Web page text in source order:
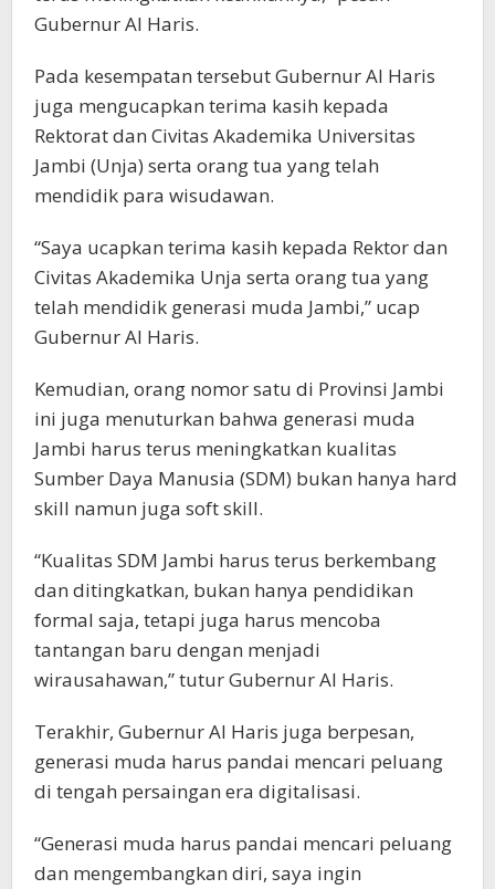
Gubernur Al Haris.
Pada kesempatan tersebut Gubernur Al Haris
juga mengucapkan terima kasih kepada
Rektorat dan Civitas Akademika Universitas
Jambi (Unja) serta orang tua yang telah
mendidik para wisudawan.
“Saya ucapkan terima kasih kepada Rektor dan
Civitas Akademika Unja serta orang tua yang
telah mendidik generasi muda Jambi,” ucap
Gubernur Al Haris.
Kemudian, orang nomor satu di Provinsi Jambi
ini juga menuturkan bahwa generasi muda
Jambi harus terus meningkatkan kualitas
Sumber Daya Manusia (SDM) bukan hanya hard
skill namun juga soft skill.
“Kualitas SDM Jambi harus terus berkembang
dan ditingkatkan, bukan hanya pendidikan
formal saja, tetapi juga harus mencoba
tantangan baru dengan menjadi
wirausahawan,” tutur Gubernur Al Haris.
Terakhir, Gubernur Al Haris juga berpesan,
generasi muda harus pandai mencari peluang
di tengah persaingan era digitalisasi.
“Generasi muda harus pandai mencari peluang
dan mengembangkan diri, saya ingin